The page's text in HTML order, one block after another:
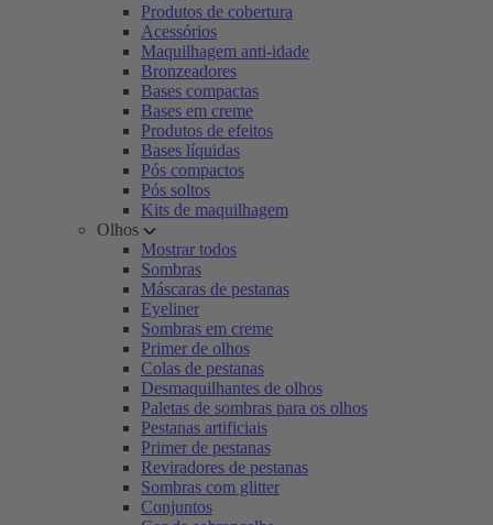
Produtos de cobertura
Acessórios
Maquilhagem anti-idade
Bronzeadores
Bases compactas
Bases em creme
Produtos de efeitos
Bases líquidas
Pós compactos
Pós soltos
Kits de maquilhagem
Olhos
Mostrar todos
Sombras
Máscaras de pestanas
Eyeliner
Sombras em creme
Primer de olhos
Colas de pestanas
Desmaquilhantes de olhos
Paletas de sombras para os olhos
Pestanas artificiais
Primer de pestanas
Reviradores de pestanas
Sombras com glitter
Conjuntos